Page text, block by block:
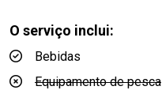
O serviço inclui:
Bebidas
Equipamento de pesca